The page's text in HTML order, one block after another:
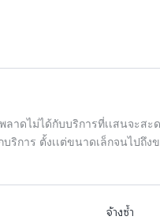
าดไม่ได้กับบริการที่เเสนจะส
ริการ ตั้งเเต่ขนาดเล็กจนไปถึ
จ้างซ้ำ